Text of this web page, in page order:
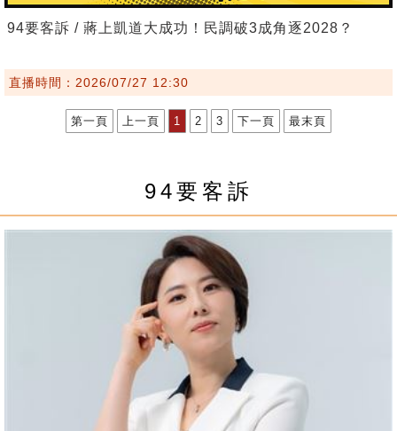
94要客訴 / 蔣上凱道大成功！民調破3成角逐2028？
直播時間：2026/07/27 12:30
第一頁 上一頁 1 2 3 下一頁 最末頁
94要客訴